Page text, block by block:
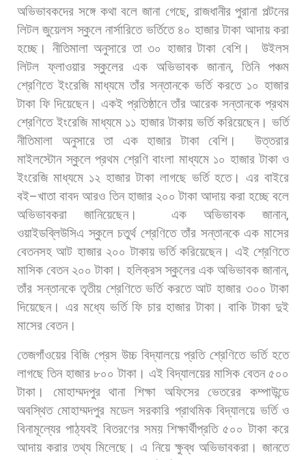
অভিভাবকদের সঙ্গে কথা বলে জানা গেছে, রাজধানীর পুরানা পল্টনের
লিটল জুয়েলস স্কুলে নার্সারিতে ভর্তিতে ৪০ হাজার টাকা আদায় করা
হচ্ছে।
নীতিমালা অনুসারে তা ৩০ হাজার টাকা বেশি।
উইলস
লিটল
ফ্লাওয়ার স্কুলের এক অভিভাবক জানান,তিনি
পঞ্চম
শ্রেণিতে ইংরেজি মাধ্যমে তাঁর সন্তানকে ভর্তি করতে ১০ হাজার
টাকা ফি দিয়েছেন। একই প্রতিষ্ঠানে তাঁর আরেক সন্তানকে প্রথম
শ্রেণিতে ইংরেজি মাধ্যমে ১১ হাজার টাকায় ভর্তি করিয়েছেন। ভর্তি
নীতিমালা
অনুসারে তা এক হাজার টাকা বেশি।
উত্তরার
মাইলস্টোন স্কুলে প্রথম শ্রেণি বাংলা মাধ্যমে ১০ হাজার টাকা ও
ইংরেজি মাধ্যমে ১২ হাজার টাকা লাগছে ভর্তি হতে। এর বাইরে
বই–খাতা বাবদ আরও তিন হাজার ২০০ টাকা আদায় করা হচ্ছে বলে
অভিভাবকরা
জানিয়েছেন। এক অভিভাবক জানান,
ওয়াইডব্লিউসিএ স্কুলে চতুর্থ শ্রেণিতে তাঁর সন্তানকে এক মাসের
বেতনসহ আট হাজার ২০০ টাকায় ভর্তি করিয়েছেন। এই শ্রেণিতে
মাসিক বেতন ২০০ টাকা। হলিক্রস স্কুলের এক অভিভাবক জানান,
তাঁর সন্তানকে তৃতীয় শ্রেণিতে ভর্তি করতে আট হাজার ৩০০ টাকা
দিয়েছেন। এর মধ্যে ভর্তি ফি চার হাজার টাকা। বাকি টাকা দুই
মাসের বেতন।
তেজগাঁওয়ের বিজি প্রেস উচ্চ বিদ্যালয়ে প্রতি শ্রেণিতে ভর্তি হতে
লাগছে তিন হাজার ৮০০ টাকা। এই বিদ্যালয়ের মাসিক বেতন ৫০০
টাকা। মোহাম্মদপুর
থানা শিক্ষা অফিসের ভেতরের
কম্পাউন্ডে
অবস্থিত মোহাম্মদপুর মডেল সরকারি প্রাথমিক বিদ্যালয়ে ভর্তি ও
বিনামূল্যের পাঠ্যবই বিতরণের সময় শিক্ষার্থীপ্রতি ৫০০ টাকা করে
আদায় করার তথ্য মিলেছে। এ নিয়ে ক্ষুব্ধ অভিভাবকরা। জানতে